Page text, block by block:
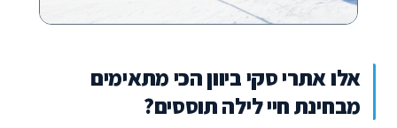
אלו אתרי סקי ביוון הכי מתאימים
מבחינת חיי לילה תוססים?